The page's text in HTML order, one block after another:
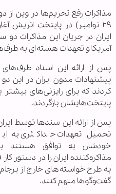
۲۹ نوامبر) در پایتخت اتریش
ایران در جریان این مذاکرات
آمریکا و تعهدات هسته‌ای به
پس از ارائه این اسناد طرف‌های
پیشنهادات مدون ایران در این
کردند که برای رایزنی‌های
پایتخت‌هایشان بازگردند.
پس از ارائه این سندها توسط
تحمیل تعهدات حداکثری به
خودشان به توافق هستند
مذاکره‌کننده ایران را در دستور
به طرح خواسته‌های خارج از
گفت‌وگوها متهم کنند.